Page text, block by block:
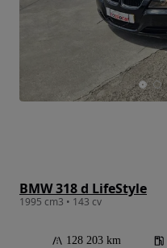
BMW 318 d LifeStyle
1995 cm3 • 143 cv
128 203 km